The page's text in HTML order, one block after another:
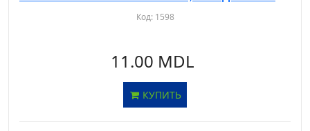
Код: 1598
11.00 MDL
КУПИТЬ